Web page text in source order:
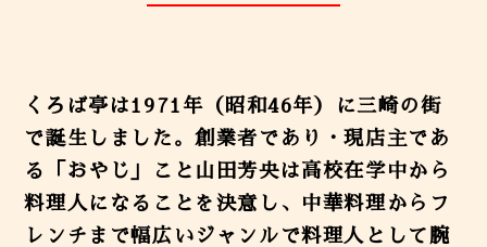
くろば亭は1971年（昭和46年）に三崎の街
で誕生しました。創業者であり・現店主であ
る「おやじ」こと山田芳央は高校在学中から
料理人になることを決意し、中華料理からフ
レンチまで幅広いジャンルで料理人として腕